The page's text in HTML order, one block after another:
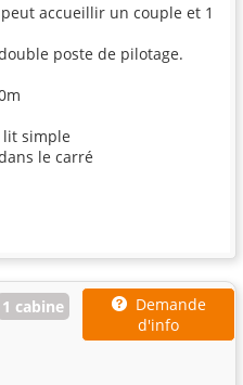
accueillir un couple et 1
poste de pilotage.
simple
le carré
1 cabine
Demande
d'info